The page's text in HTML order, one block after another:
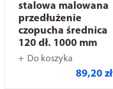
stalowa malowana
przedłużenie
czopucha średnica
120 dł. 1000 mm
Do koszyka
89,20 zł